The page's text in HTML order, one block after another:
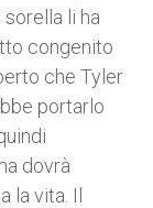
li ha
congenito
che Tyler
portarlo
dovrà
la vita. Il